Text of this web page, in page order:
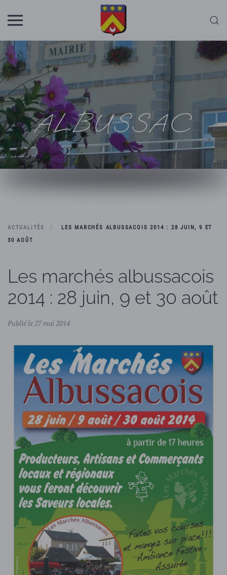
Skip to main content
ALBUSSAC
ACTUALITÉS
LES MARCHÉS ALBUSSACOIS 2014 : 28 JUIN, 9 ET
30 AOÛT
Les marchés albussacois
2014 : 28 juin, 9 et 30 août
Publié le 27 mai 2014